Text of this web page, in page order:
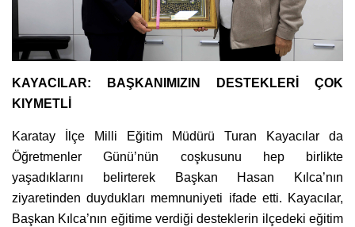
KAYACILAR: BAŞKANIMIZIN DESTEKLERİ ÇOK
KIYMETLİ
Karatay İlçe Milli Eğitim Müdürü Turan Kayacılar da
Öğretmenler Günü’nün coşkusunu hep birlikte
yaşadıklarını belirterek Başkan Hasan Kılca’nın
ziyaretinden duydukları memnuniyeti ifade etti. Kayacılar,
Başkan Kılca’nın eğitime verdiği desteklerin ilçedeki eğitim